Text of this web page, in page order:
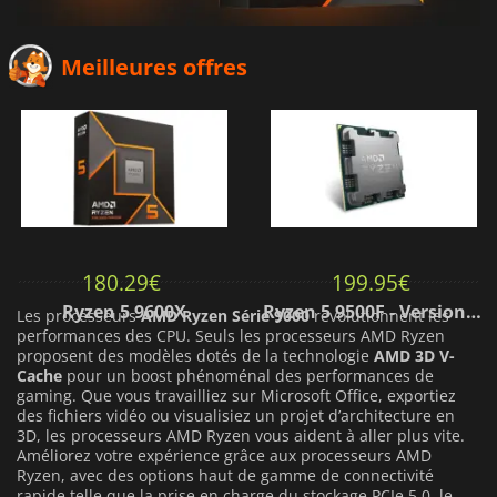
Meilleures offres
180.29€
Ryzen 5 9600X
199.95€
Ryzen 5 9500F - Version tray
Les processeursAMD Ryzen Série 9000révolutionnent les
performances des CPU. Seuls les processeurs AMD Ryzen
proposent des modèles dotés de la technologie AMD 3D V-
Cache pour un boost phénoménal des performances de
gaming. Que vous travailliez sur Microsoft Office, exportiez
des fichiers vidéo ou visualisiez un projet d’architecture en
3D, les processeurs AMD Ryzen vous aident à aller plus vite.
Améliorez votre expérience grâce aux processeurs AMD
Ryzen, avec des options haut de gamme de connectivité